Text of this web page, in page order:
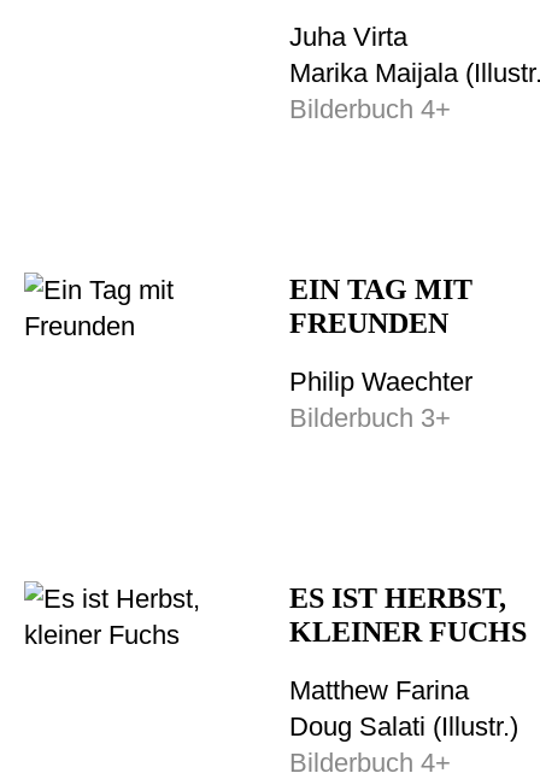
Juha Virta
Marika Maijala
Bilderbuch 4+
EIN TAG MIT
FREUNDEN
Philip Waechter
Bilderbuch 3+
ES IST HERBST,
KLEINER FUCHS
Matthew Farina
Doug Salati (Illustr.)
Bilderbuch 4+